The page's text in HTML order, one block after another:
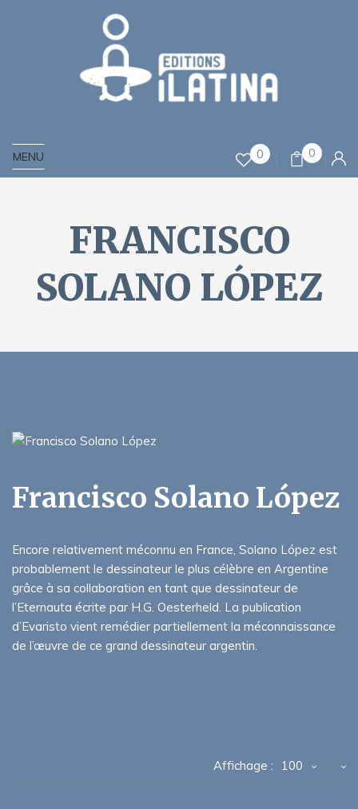
MENU 0 0
FRANCISCO
SOLANO LÓPEZ
Francisco Solano López
Encore relativement méconnu en France, Solano López est
probablement le dessinateur le plus célèbre en Argentine
grâce à sa collaboration en tant que dessinateur de
l’Eternauta écrite par H.G. Oesterheld. La publication
d’Evaristo vient remédier partiellement la méconnaissance
de l’œuvre de ce grand dessinateur argentin.
Affichage : 100